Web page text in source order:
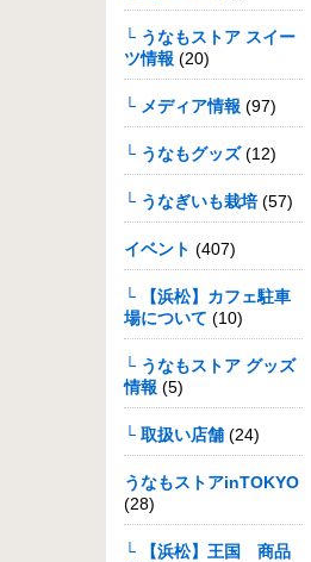
└ うなもストア スイー
ツ情報 (20)
└ メディア情報 (97)
└ うなもグッズ(12)
└ うなぎいも栽培(57)
イベント (407)
└ 【浜松】カフェ駐車
場について (10)
└ うなもストア グッズ
情報 (5)
└ 取扱い店舗 (24)
うなもストアinTOKYO
(28)
└ 【浜松】王国 商品